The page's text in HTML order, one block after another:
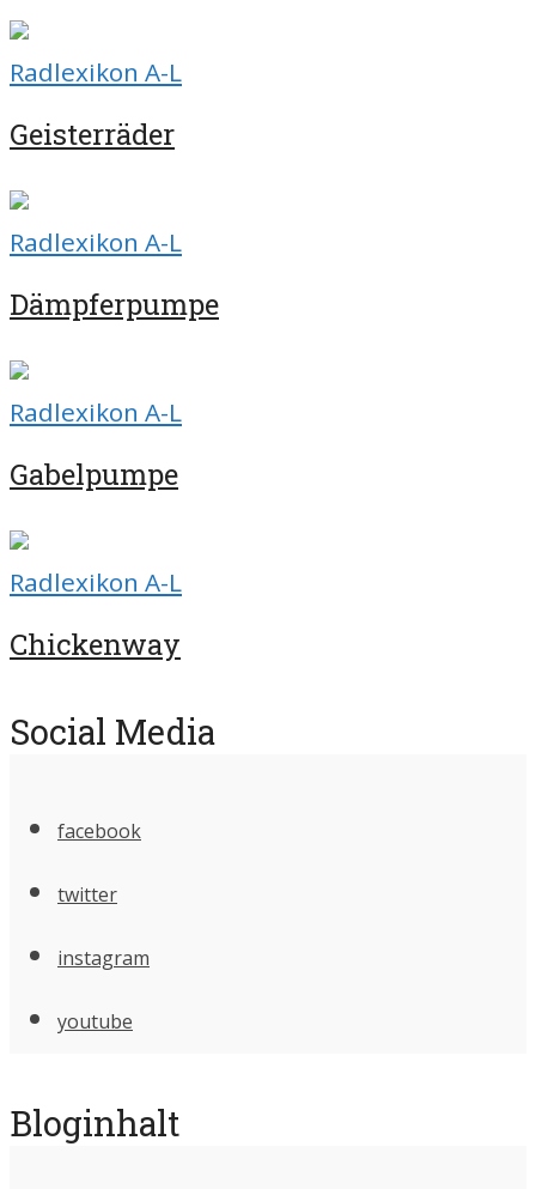
Radlexikon A-L
Geisterräder
Radlexikon A-L
Dämpferpumpe
Radlexikon A-L
Gabelpumpe
Radlexikon A-L
Chickenway
Social Media
facebook
twitter
instagram
youtube
Bloginhalt